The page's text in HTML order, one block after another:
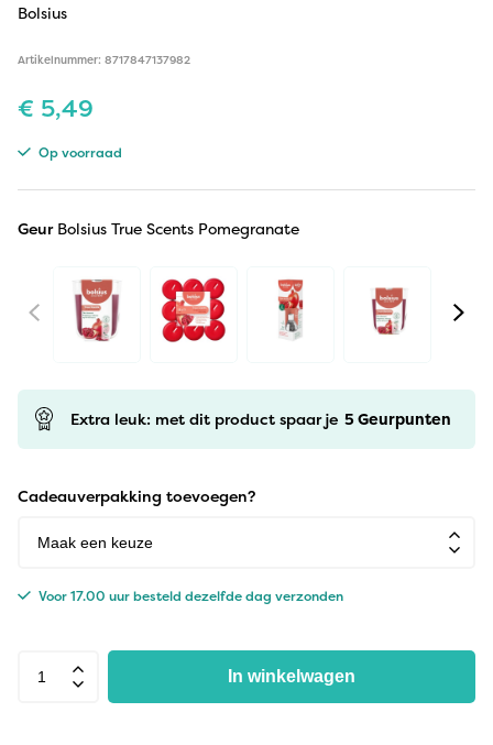
Bolsius
Artikelnummer: 8717847137982
€ 5,49
Op voorraad
Geur Bolsius True Scents Pomegranate
Extra leuk: met dit product spaar je 5Geurpunten
Cadeauverpakking toevoegen?
Voor 17.00 uur besteld dezelfde dag verzonden
In winkelwagen